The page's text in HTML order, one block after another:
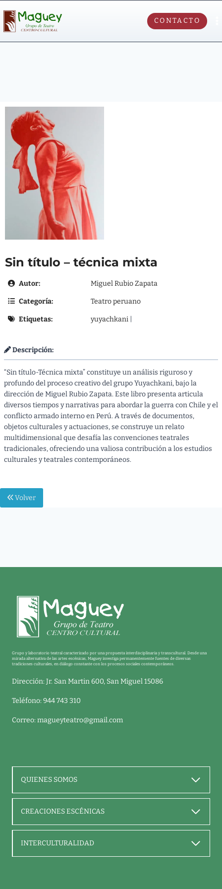
CONTACTO
Sin título – técnica mixta
Autor: Miguel Rubio Zapata
Categoría: Teatro peruano
Etiquetas: yuyachkani
Descripción:
“Sin título-Técnica mixta” constituye un análisis riguroso y
profundo del proceso creativo del grupo Yuyachkani, bajo la
dirección de Miguel Rubio Zapata. Este libro presenta articula
diversos tiempos y narrativas para abordar la guerra con Chile y el
conflicto armado interno en Perú. A través de documentos,
objetos culturales y actuaciones, se construye un relato
multidimensional que desafía las convenciones teatrales
tradicionales, ofreciendo una valiosa contribución a los estudios
culturales y teatrales contemporáneos.
Volver
Grupo y laboratorio teatral caracterizado por una propuesta interdisciplinaria y transcultural. Desde una
mirada alternativa de las artes escénicas, Maguey investiga permanentemente fuentes de diversas
tradiciones culturales, en diálogo constante con los procesos sociales contemporáneos.
Dirección: Jr. San Martin 600, San Miguel 15086
Teléfono: 944 743 310
Correo: magueyteatro@gmail.com
QUIENES SOMOS
CREACIONES ESCÉNICAS
INTERCULTURALIDAD